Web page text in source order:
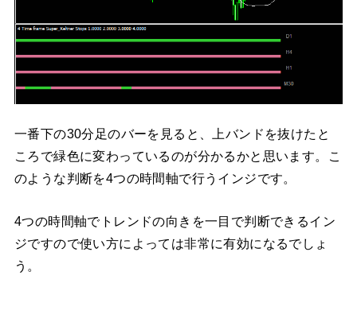
一番下の30分足のバーを見ると、上バンドを抜けたと
ころで緑色に変わっているのが分かるかと思います。こ
のような判断を4つの時間軸で行うインジです。
4つの時間軸でトレンドの向きを一目で判断できるイン
ジですので使い方によっては非常に有効になるでしょ
う。